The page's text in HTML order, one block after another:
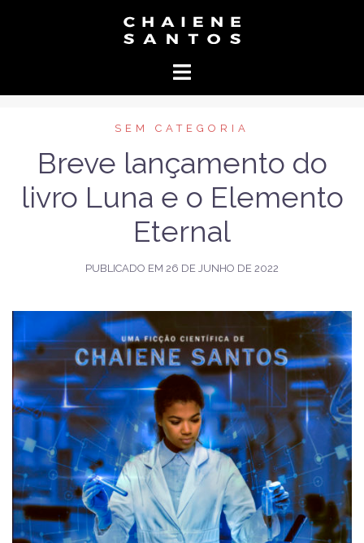
–
SEM CATEGORIA
Breve lançamento do
livro Luna e o Elemento
Eternal
PUBLICADO EM 26 DE JUNHO DE 2022